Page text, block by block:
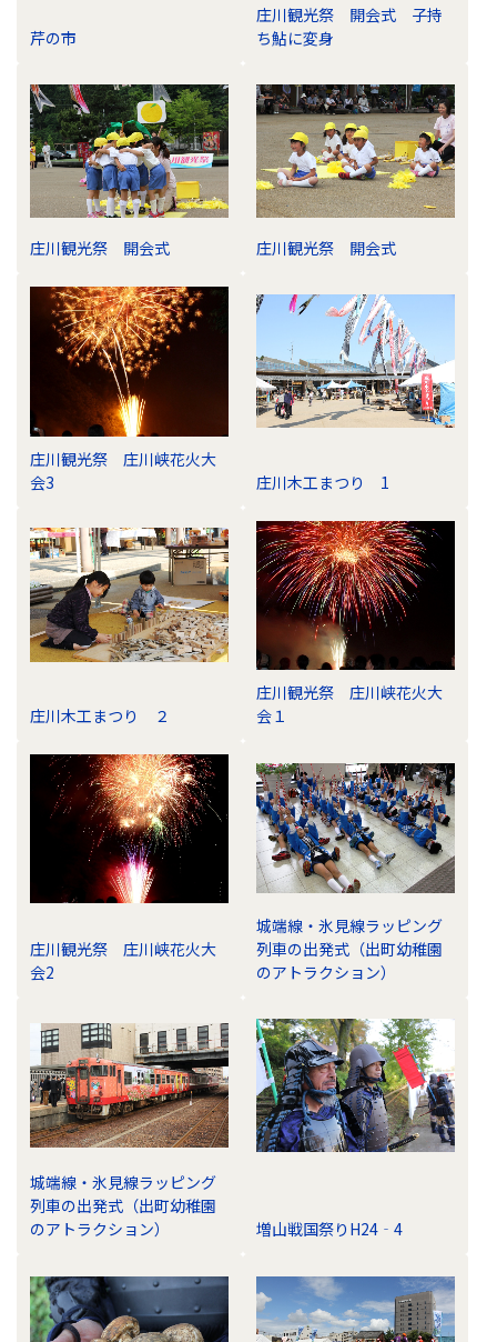
芹の市
庄川観光祭 開会式 子持
ち鮎に変身
庄川観光祭 開会式 庄川観光祭 開会式
庄川観光祭 庄川峡花火大
会3
庄川木工まつり 1
庄川木工まつり ２
庄川観光祭 庄川峡花火大
会１
庄川観光祭 庄川峡花火大
会2
城端線・氷見線ラッピング
列車の出発式（出町幼稚園
のアトラクション）
城端線・氷見線ラッピング
列車の出発式（出町幼稚園
のアトラクション）
増山戦国祭りH24‐4